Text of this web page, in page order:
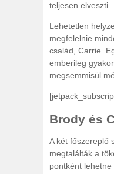
teljesen elveszti.
Lehetetlen
megfelelnie
család, Carrie.
emberileg
megsemmisül
Brody és
A két főszereplő
megtalálták a
pontként